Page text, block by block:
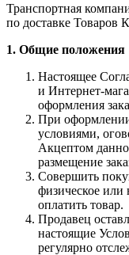
Транспортная
по доставке Товаров
1. Общие положения
Настоящее
и Интернет-
оформления
При оформлении
условиями,
Акцептом
размещение
Совершить
физическое или
оплатить товар.
Продавец
настоящие
регулярно